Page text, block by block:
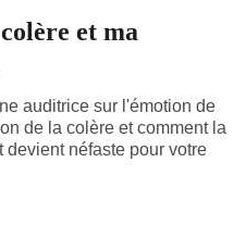
et ma
auditrice sur l'émotion de
de la colère et comment la
néfaste pour votre